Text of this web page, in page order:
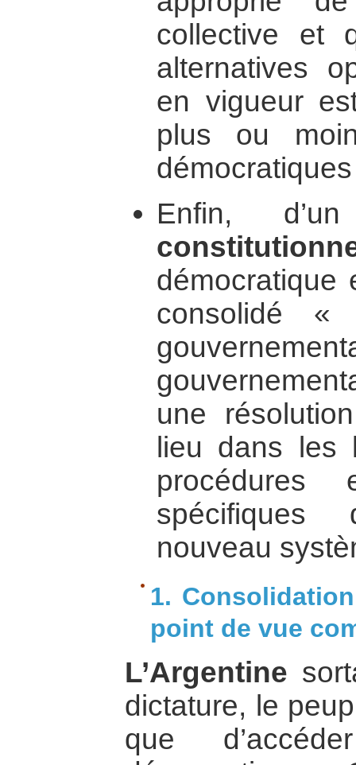
collective et
alternatives
en vigueur
plus ou
Enfin,
démocratique
consolidé «
une
lieu dans
procédures
nouveau
1.
point de vue
L’Argentine
dictature, le
que